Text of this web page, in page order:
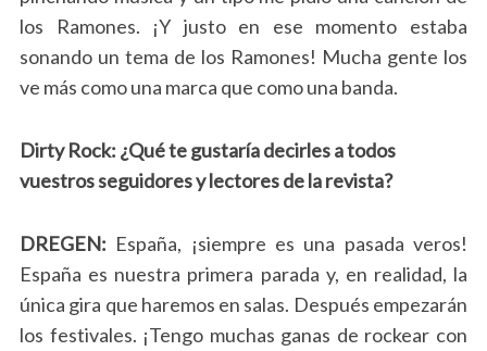
los Ramones. ¡Y justo en ese momento estaba
sonando un tema de los Ramones! Mucha gente los
ve más como una marca que como una banda.
Dirty Rock: ¿Qué te gustaría decirles a todos
vuestros seguidores y lectores de la revista?
DREGEN: España, ¡siempre es una pasada veros!
España es nuestra primera parada y, en realidad, la
única gira que haremos en salas. Después empezarán
los festivales. ¡Tengo muchas ganas de rockear con